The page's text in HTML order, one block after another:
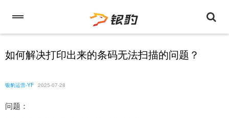
如何解决打印出来的条码无法扫描的问题？
银豹运营-YF 2025-07-28
问题：